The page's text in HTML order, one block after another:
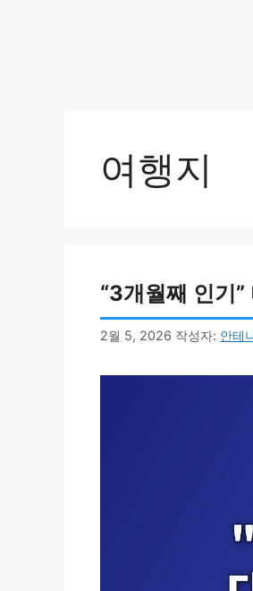
여행지
“3개월째 인기
2월 5, 2026 작성자: 안테